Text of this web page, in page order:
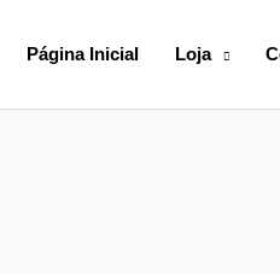
Página Inicial Loja